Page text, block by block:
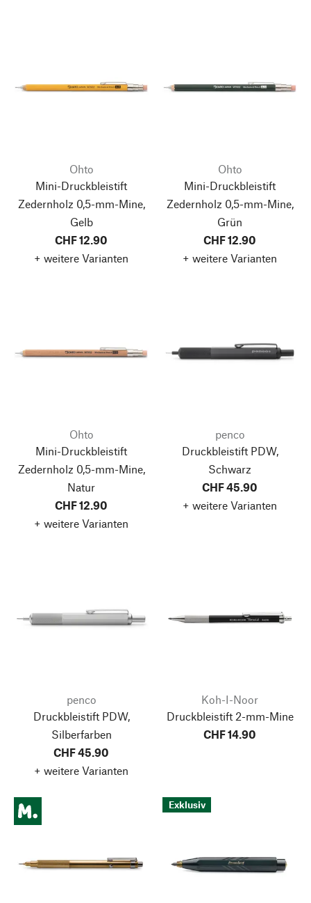
Ohto
Mini-Druckbleistift
Zedernholz 0,5-mm-Mine,
Gelb
CHF 12.90
+ weitere Varianten
Ohto
Mini-Druckbleistift
Zedernholz 0,5-mm-Mine,
Grün
CHF 12.90
+ weitere Varianten
Ohto
Mini-Druckbleistift
Zedernholz 0,5-mm-Mine,
Natur
CHF 12.90
+ weitere Varianten
penco
Druckbleistift PDW,
Schwarz
CHF 45.90
+ weitere Varianten
penco
Druckbleistift PDW,
Silberfarben
CHF 45.90
+ weitere Varianten
Koh-I-Noor
Druckbleistift 2-mm-Mine
CHF 14.90
Exklusiv